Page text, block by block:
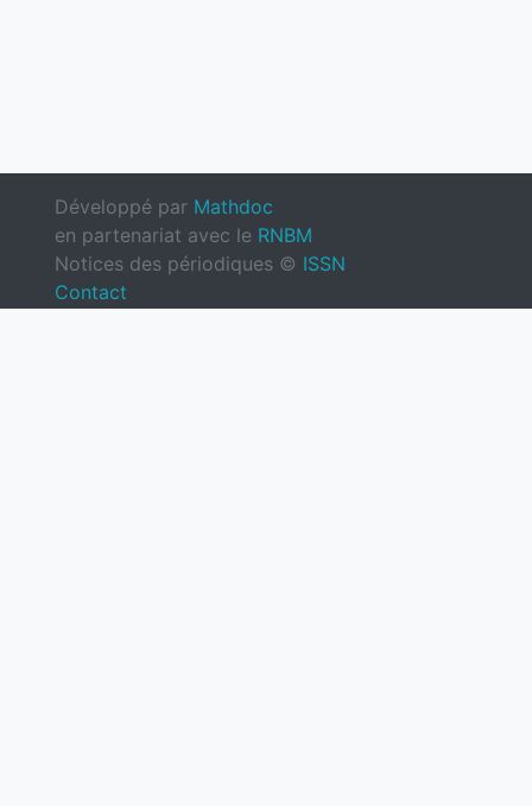
Développé par Mathdoc
en partenariat avec le RNBM
Notices des périodiques © ISSN
Contact